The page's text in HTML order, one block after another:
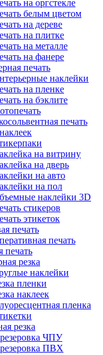
на оргстекле
белым цветом
на дереве
на плитке
на металле
на фанере
печать
наклейки
на пленке
на бэклите
печать
на витрину
на дверь
на авто
на пол
наклейки 3D
стикеров
этикеток
печать
печать
печать
резка
наклейки
пленки
наклеек
пленка
резка
ЧПУ
ПВХ